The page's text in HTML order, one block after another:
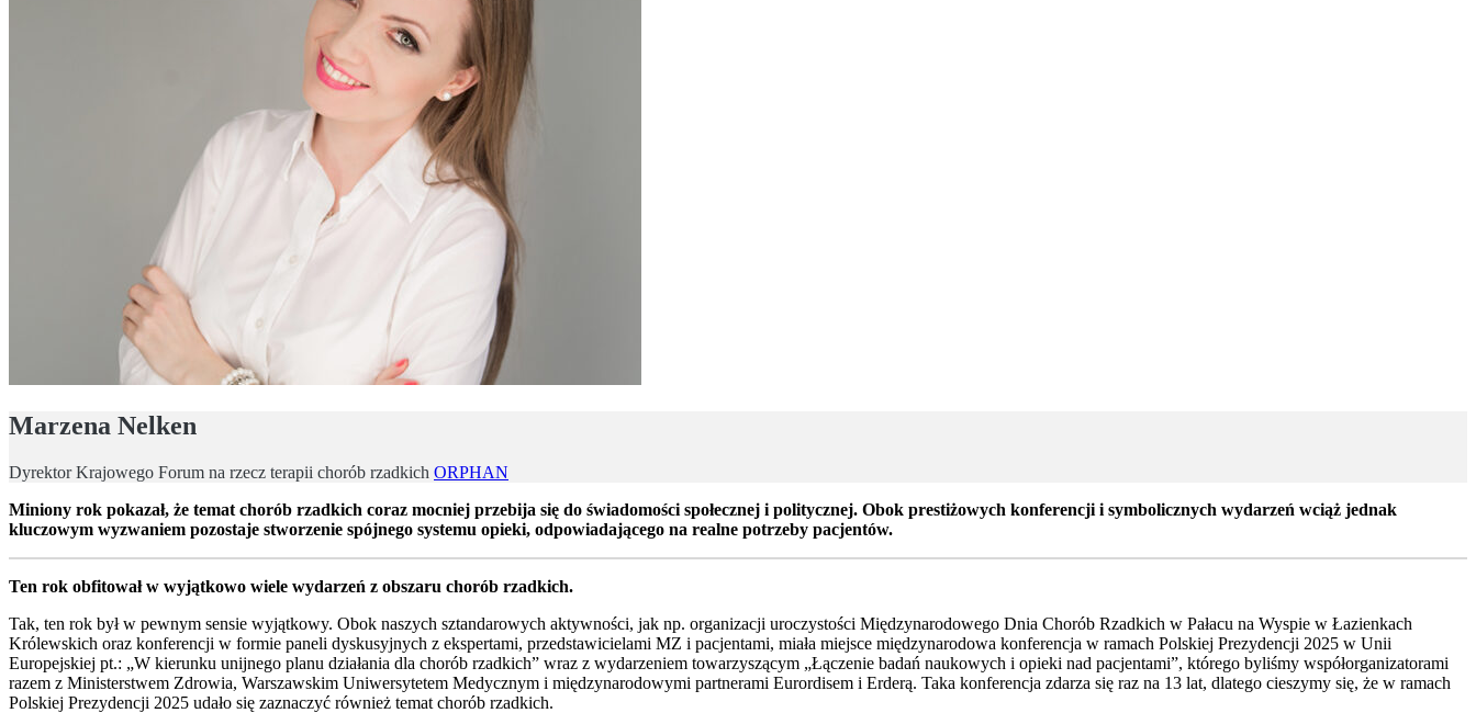
Marzena Nelken
Dyrektor Krajowego Forum na rzecz terapii chorób rzadkich ORPHAN
Miniony rok pokazał, że temat chorób rzadkich coraz mocniej przebija się do świadomości społecznej i politycznej. Obok prestiżowych konferencji i symbolicznych wydarzeń wciąż jednak
kluczowym wyzwaniem pozostaje stworzenie spójnego systemu opieki, odpowiadającego na realne potrzeby pacjentów.
Ten rok obfitował w wyjątkowo wiele wydarzeń z obszaru chorób rzadkich.
Tak, ten rok był w pewnym sensie wyjątkowy. Obok naszych sztandarowych aktywności, jak np. organizacji uroczystości Międzynarodowego Dnia Chorób Rzadkich w Pałacu na Wyspie w Łazienkach
Królewskich oraz konferencji w formie paneli dyskusyjnych z ekspertami, przedstawicielami MZ i pacjentami, miała miejsce międzynarodowa konferencja w ramach Polskiej Prezydencji 2025 w Unii
Europejskiej pt.: „W kierunku unijnego planu działania dla chorób rzadkich” wraz z wydarzeniem towarzyszącym „Łączenie badań naukowych i opieki nad pacjentami”, którego byliśmy współorganizatorami
razem z Ministerstwem Zdrowia, Warszawskim Uniwersytetem Medycznym i międzynarodowymi partnerami Eurordisem i Erderą. Taka konferencja zdarza się raz na 13 lat, dlatego cieszymy się, że w ramach
Polskiej Prezydencji 2025 udało się zaznaczyć również temat chorób rzadkich.